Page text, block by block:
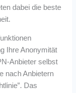
dabei die beste
Ihre Anonymität
Anbieter selbst
nach Anbietern
Das